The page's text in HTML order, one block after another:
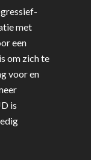
met
een
om zich te
voor en
is